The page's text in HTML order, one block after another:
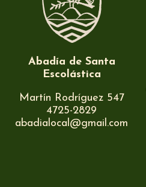
Abadía de Santa
Escolástica
Martín Rodríguez 547
4725-2829
abadialocal@gmail.com